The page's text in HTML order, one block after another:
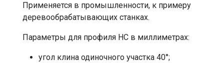
Применяется в промышленности, к примеру
деревообрабатывающих станках.
Параметры для профиля HC в миллиметрах:
угол клина одиночного участка 40°;